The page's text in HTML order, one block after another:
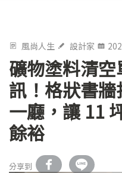
風尚人生 設計家
礦物塗料清
訊！格狀書
一廳，讓 11
餘裕
分享到